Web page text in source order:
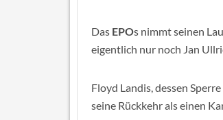
Das EPOs nimmt seinen
eigentlich nur noch Jan
Floyd Landis, dessen
seine Rückkehr als einen